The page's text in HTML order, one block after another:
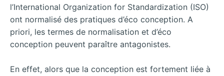
l’International Organization for Standardization (ISO)
ont normalisé des pratiques d’éco conception. A
priori, les termes de normalisation et d’éco
conception peuvent paraître antagonistes.
En effet, alors que la conception est fortement liée à